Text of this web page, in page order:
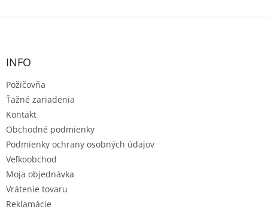
Z
INFO
Požičovňa
Ťažné zariadenia
Kontakt
Obchodné podmienky
Podmienky ochrany osobných údajov
Veľkoobchod
Moja objednávka
Vrátenie tovaru
Reklamácie